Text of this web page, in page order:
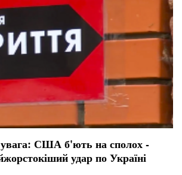
США б'ють на сполох -
удар по Україні